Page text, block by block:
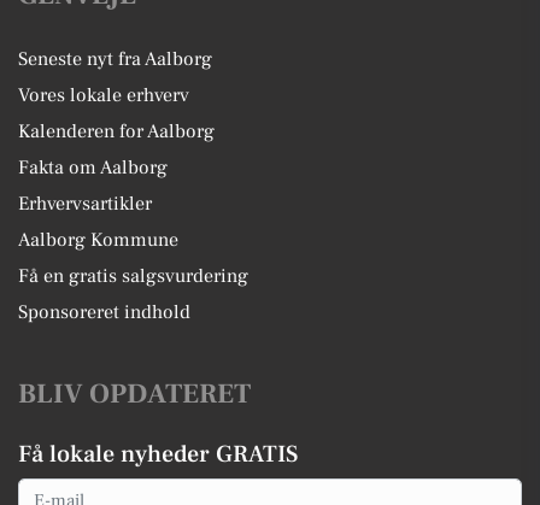
Seneste nyt fra Aalborg
Vores lokale erhverv
Kalenderen for Aalborg
Fakta om Aalborg
Erhvervsartikler
Aalborg Kommune
Få en gratis salgsvurdering
Sponsoreret indhold
BLIV OPDATERET
Få lokale nyheder GRATIS
Email